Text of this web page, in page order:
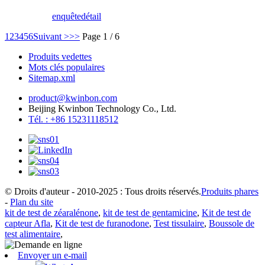
enquêtedétail
1 23456Suivant >>> Page 1 / 6
Produits vedettes
Mots clés populaires
Sitemap.xml
product@kwinbon.com
Beijing Kwinbon Technology Co., Ltd.
Tél. : +86 15231118512
© Droits d'auteur - 2010-2025 : Tous droits réservés.Produits phares
- Plan du site
kit de test de zéaralénone, kit de test de gentamicine, Kit de test de
capteur Afla, Kit de test de furanodone, Test tissulaire, Boussole de
test alimentaire,
Envoyer un e-mail